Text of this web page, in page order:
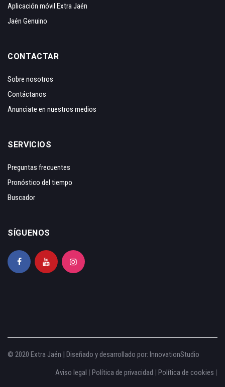
Aplicación móvil Extra Jaén
Jaén Genuino
CONTACTAR
Sobre nosotros
Contáctanos
Anunciate en nuestros medios
SERVICIOS
Preguntas frecuentes
Pronóstico del tiempo
Buscador
SÍGUENOS
© 2020 Extra Jaén | Diseñado y desarrollado por: InnovationStudio
Aviso legal | Política de privacidad | Política de cookies |